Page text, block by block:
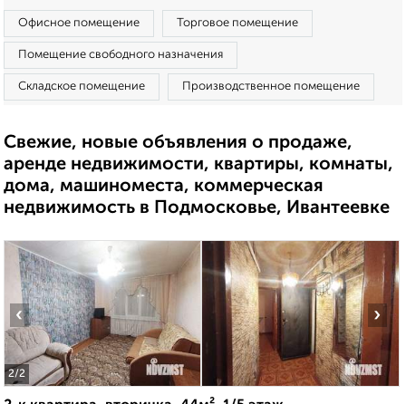
Офисное помещение Торговое помещение
Помещение свободного назначения
Складское помещение Производственное помещение
Свежие, новые объявления о продаже,
аренде недвижимости, квартиры, комнаты,
дома, машиноместа, коммерческая
недвижимость в Подмосковье, Ивантеевке
2/2
‹ ›